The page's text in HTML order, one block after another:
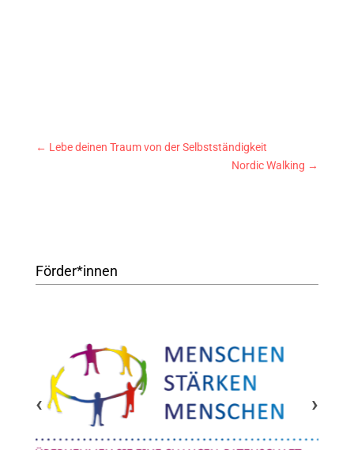
← Lebe deinen Traum von der Selbstständigkeit
Nordic Walking →
Förder*innen
‹ ›